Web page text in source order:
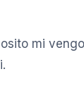
mi